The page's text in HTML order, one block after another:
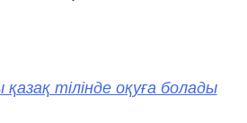
тілінде оқуға болады